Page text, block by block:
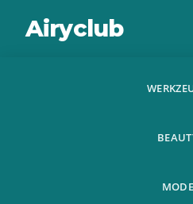
Airyclub
MODE
Kvinner
Natt